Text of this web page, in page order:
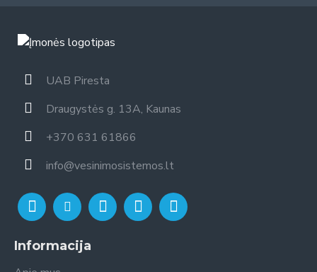
UAB Piresta
Draugystės g. 13A, Kaunas
+370 631 61866
info@vesinimosistemos.lt
Informacija